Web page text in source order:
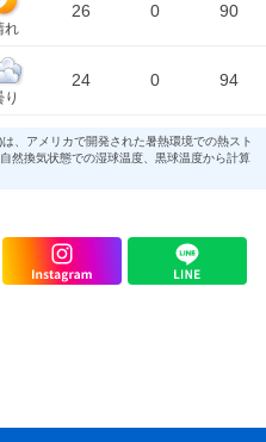
れ
26 0 90
り
24 0 94
、アメリカで開発された暑熱環境での熱スト
然換気状態での湿球温度、黒球温度から計算